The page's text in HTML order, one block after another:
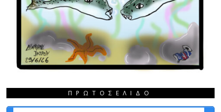
ΠΡΩΤΟΣΈΛΙΔΟ